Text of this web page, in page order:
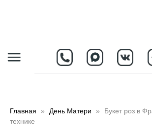
Главная День Матери
Букет роз в
технике